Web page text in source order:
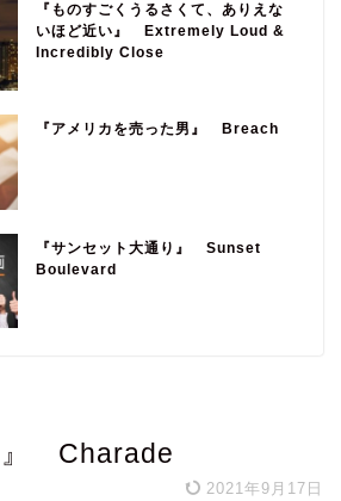
『ものすごくうるさくて、ありえな
いほど近い』 Extremely Loud &
Incredibly Close
『アメリカを売った男』 Breach
『サンセット大通り』 Sunset
Boulevard
』 Charade
2021年9月17日